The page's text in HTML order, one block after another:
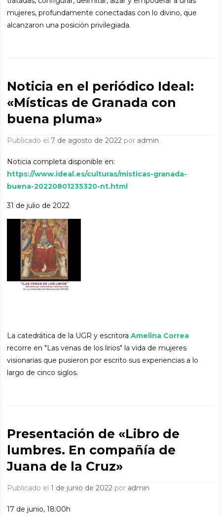
mujeres, profundamente conectadas con lo divino, que
alcanzaron una posición privilegiada.
Noticia en el periódico Ideal:
«Místicas de Granada con
buena pluma»
Publicado el 7 de agosto de 2022 por admin
Noticia completa disponible en:
https://www.ideal.es/culturas/misticas-granada-
buena-20220801235320-nt.html
31 de julio de 2022
La catedrática de la UGR y escritoraAmelina Correa
recorre en "Las venas de los lirios" la vida de mujeres
visionarias que pusieron por escrito sus experiencias a lo
largo de cinco siglos.
Presentación de «Libro de
lumbres. En compañía de
Juana de la Cruz»
Publicado el1 de junio de 2022 por admin
17 de junio, 18:00h